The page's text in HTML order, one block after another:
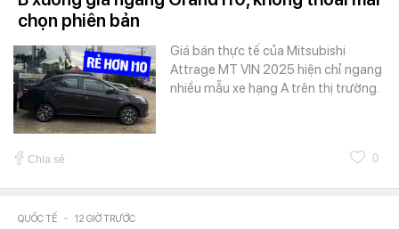
chọn phiên bản
Giá bán thực tế của Mitsubishi
Attrage MT VIN 2025 hiện chỉ ngang
nhiều mẫu xe hạng A trên thị trường.
Chia sẻ 0
QUỐC TẾ - 12 GIỜ TRƯỚC